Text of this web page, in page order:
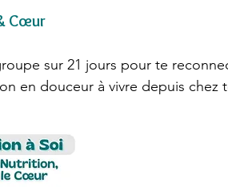
Cœur
sur 21 jours pour te
en douceur à vivre depuis chez